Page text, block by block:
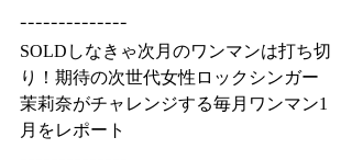
--------------
SOLDしなきゃ次月のワンマンは打ち切
り！期待の次世代女性ロックシンガー
茉莉奈がチャレンジする毎月ワンマン1
月をレポート